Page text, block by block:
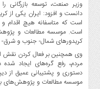
نگاه
روز
گوناگون
وزیر صنعت، توسعه
دانست و افزود: ایران یکی از
است که متاسفانه هیچ اقدام
است. موسسه مطالعات و
کریدورهای شمال- جنوب و
وی همچنین بر فعال کردن نقش
مردم، رفع گره‌های ایجاد
دستوری و پشتیبانی عمیق از
موسسه مطالعات و پژوهش‌های